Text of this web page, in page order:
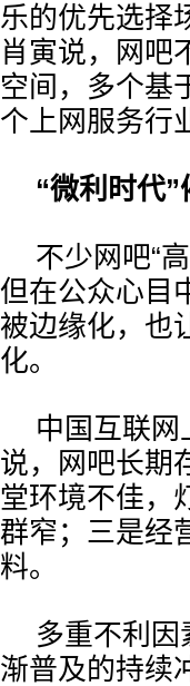
乐的优先选择
肖寅说，网吧
空间，多个基
个上网服务行
“微利时代
不少网吧“
但在公众心目
被边缘化，也
化。
中国互联
说，网吧长期
堂环境不佳，
群窄；三是经
料。
多重不利
渐普及的持续